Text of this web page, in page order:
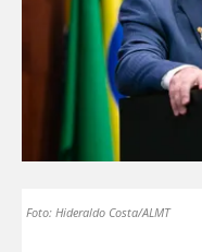
Foto: Hideraldo Costa/ALMT